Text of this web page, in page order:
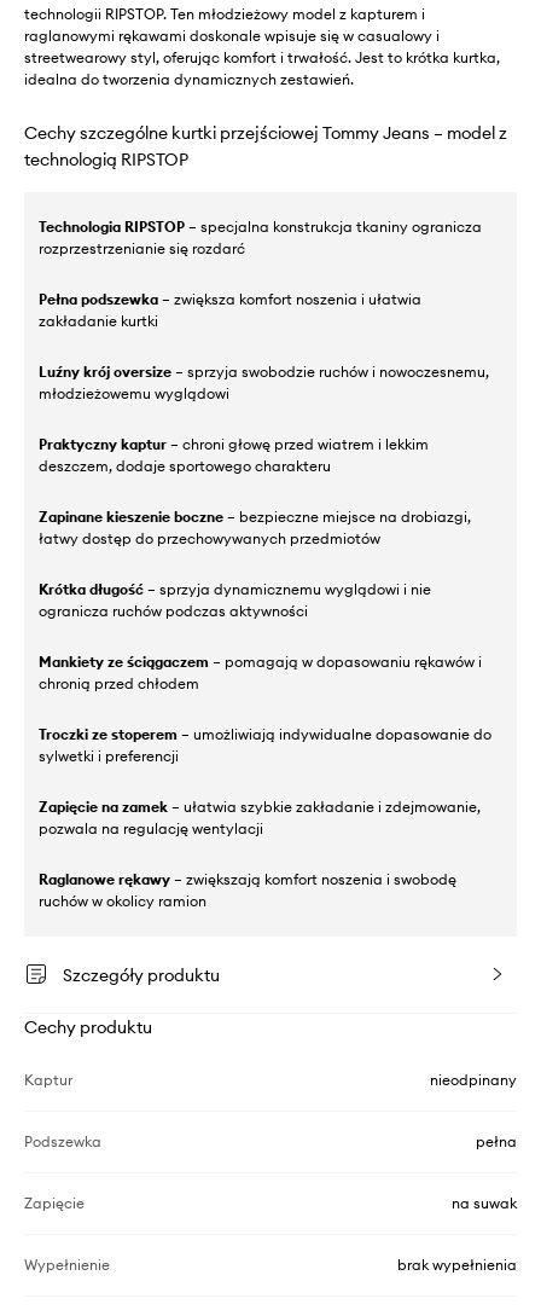
technologii RIPSTOP. Ten młodzieżowy model z kapturem i
raglanowymi rękawami doskonale wpisuje się w casualowy i
streetwearowy styl, oferując komfort i trwałość. Jest to krótka kurtka,
idealna do tworzenia dynamicznych zestawień.
Cechy szczególne kurtki przejściowej Tommy Jeans – model z
technologią RIPSTOP
Technologia RIPSTOP – specjalna konstrukcja tkaniny ogranicza
rozprzestrzenianie się rozdarć
Pełna podszewka – zwiększa komfort noszenia i ułatwia
zakładanie kurtki
Luźny krój oversize – sprzyja swobodzie ruchów i nowoczesnemu,
młodzieżowemu wyglądowi
Praktyczny kaptur – chroni głowę przed wiatrem i lekkim
deszczem, dodaje sportowego charakteru
Zapinane kieszenie boczne – bezpieczne miejsce na drobiazgi,
łatwy dostęp do przechowywanych przedmiotów
Krótka długość – sprzyja dynamicznemu wyglądowi i nie
ogranicza ruchów podczas aktywności
Mankiety ze ściągaczem – pomagają w dopasowaniu rękawów i
chronią przed chłodem
Troczki ze stoperem – umożliwiają indywidualne dopasowanie do
sylwetki i preferencji
Zapięcie na zamek – ułatwia szybkie zakładanie i zdejmowanie,
pozwala na regulację wentylacji
Raglanowe rękawy – zwiększają komfort noszenia i swobodę
ruchów w okolicy ramion
Szczegóły produktu
Cechy produktu
Kaptur nieodpinany
Podszewka pełna
Zapięcie na suwak
Wypełnienie brak wypełnienia